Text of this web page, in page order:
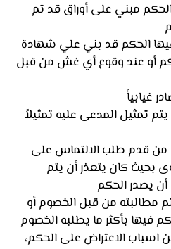
مبني على أوراق قد تم
الحكم قد بني علي شهادة
أو عند وقوع أي غش من قبل
المدعى عليه تمثيلاً
طلب الالتماس على
كان يتعذر أن يتم
الحكم
من قبل الخصوم أو
بأكثر ما يطلبه الخصوم
الاعتراض على الحكم،